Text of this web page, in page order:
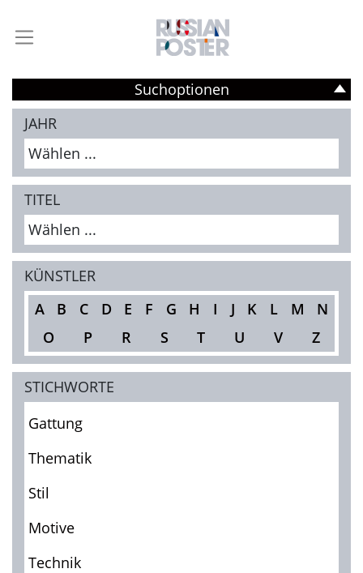
Suchoptionen
JAHR
Wählen ...
TITEL
Wählen ...
KÜNSTLER
A
B C D E F G H I J K L M
N
O
P R S T U V Z
STICHWORTE
Gattung
Thematik
Stil
Motive
Technik